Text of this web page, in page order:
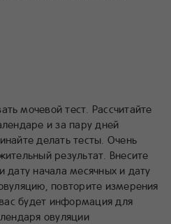
мочевой тест. Рассчитайте
и за пару дней
делать тесты. Очень
результат. Внесите
дату начала месячных и дату
повторите измерения
будет информация для
овуляции